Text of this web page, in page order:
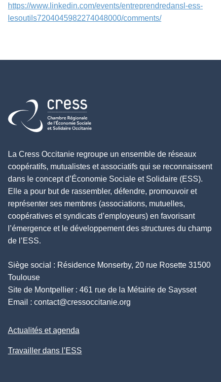
https://www.linkedin.com/events/entreprendredansl-ess-
lesoutils7204045982274048000/comments/
Retour à l'accueil
La Cress Occitanie regroupe un ensemble de réseaux
coopératifs, mutualistes et associatifs qui se reconnaissent
dans le concept d’Économie Sociale et Solidaire (ESS).
Elle a pour but de rassembler, défendre, promouvoir et
représenter ses membres (associations, mutuelles,
coopératives et syndicats d’employeurs) en favorisant
l’émergence et le développement des structures du champ
de l’ESS.
Siège social : Résidence Monserby, 20 rue Rosette 31500
Toulouse
Site de Montpellier : 461 rue de la Métairie de Saysset
Email : contact@cressoccitanie.org
Actualités et agenda
Travailler dans l’ESS